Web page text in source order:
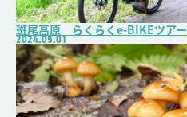
斑尾高原 らくらくe-BIKEツアー
2024.05.01